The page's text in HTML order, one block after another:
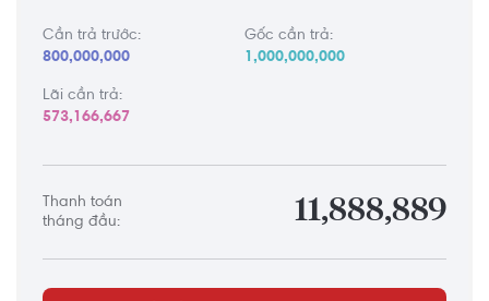
Cần trả trước:
800,000,000
Gốc cần trả:
1,000,000,000
Lãi cần trả:
573,166,667
Thanh toán
tháng đầu:
11,888,889